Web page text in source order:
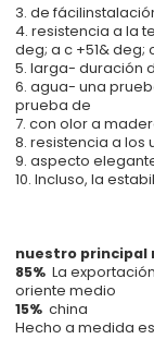
3. de
4. resistencia a la
deg; a c +51& deg;
5. larga- duración
6. agua- una
prueba de
7. con olor a
8. resistencia a
9. aspecto
10. Incluso, la
nuestro principal
85%La
oriente medio
15%china
Hecho a medida